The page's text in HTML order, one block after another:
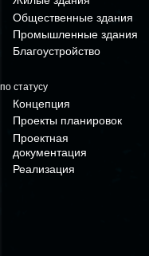
Общественные здания
Промышленные здания
Благоустройство
по статусу
Концепция
Проекты планировок
Проектная
документация
Реализация